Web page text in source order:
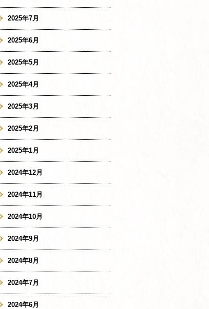
2025年7月
2025年6月
2025年5月
2025年4月
2025年3月
2025年2月
2025年1月
2024年12月
2024年11月
2024年10月
2024年9月
2024年8月
2024年7月
2024年6月